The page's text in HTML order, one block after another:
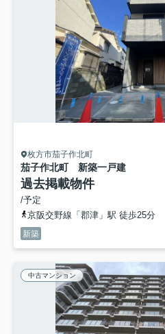
枚方市茄子作北町
茄子作北町 新築一戸建
過去掲載物件
/予定
京阪交野線「郡津」駅 徒歩25分
新築
中古マンション